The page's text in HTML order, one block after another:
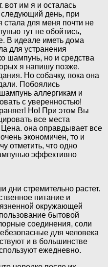
вот им я и осталась
следующий день, при
стала для меня почти не
тут не обойтись,
В идеале иметь дома
для устранения
шампунь, но и средства
я напишу позже.
Но собачку, пока она
Побоялись
аллергикам и
с уверенностью!
Но! При этом Вы
все места
она оправдывает все
экономичен, то и
отметить, что одно
эффективно
дни стремительно растет.
питание и
окружающей
бытовой
соединения, соли
для человека
и в большинстве
ежедневно.